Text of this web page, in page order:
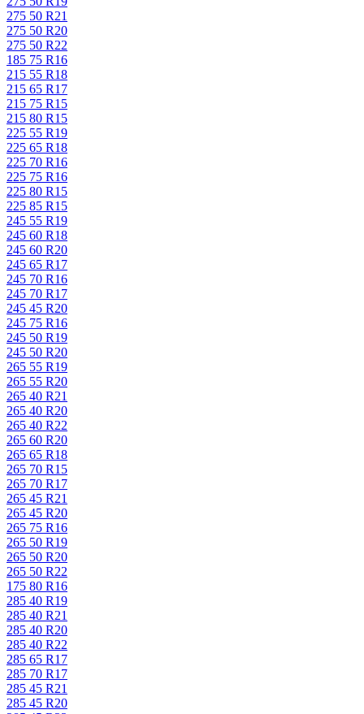
275 50 R21
275 50 R20
275 50 R22
185 75 R16
215 55 R18
215 65 R17
215 75 R15
215 80 R15
225 55 R19
225 65 R18
225 70 R16
225 75 R16
225 80 R15
225 85 R15
245 55 R19
245 60 R18
245 60 R20
245 65 R17
245 70 R16
245 70 R17
245 45 R20
245 75 R16
245 50 R19
245 50 R20
265 55 R19
265 55 R20
265 40 R21
265 40 R20
265 40 R22
265 60 R20
265 65 R18
265 70 R15
265 70 R17
265 45 R21
265 45 R20
265 75 R16
265 50 R19
265 50 R20
265 50 R22
175 80 R16
285 40 R19
285 40 R21
285 40 R20
285 40 R22
285 65 R17
285 70 R17
285 45 R21
285 45 R20